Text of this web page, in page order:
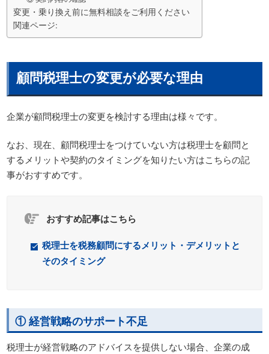
変更・乗り換え前に無料相談をご利用ください
関連ページ:
顧問税理士の変更が必要な理由
企業が顧問税理士の変更を検討する理由は様々です。
なお、現在、顧問税理士をつけていない方は税理士を顧問と
するメリットや契約のタイミングを知りたい方はこちらの記
事がおすすめです。
おすすめ記事はこちら
税理士を税務顧問にするメリット・デメリットと
そのタイミング
① 経営戦略のサポート不足
税理士が経営戦略のアドバイスを提供しない場合、企業の成